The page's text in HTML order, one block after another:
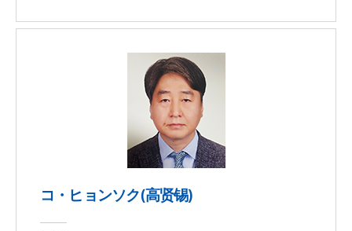
コ・ヒョンソク(高贤锡)